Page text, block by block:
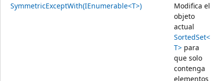
SymmetricExceptWith(IEnumerable<T>)
Modifica el
objeto
actual
SortedSet<
T> para
que solo
contenga
elementos